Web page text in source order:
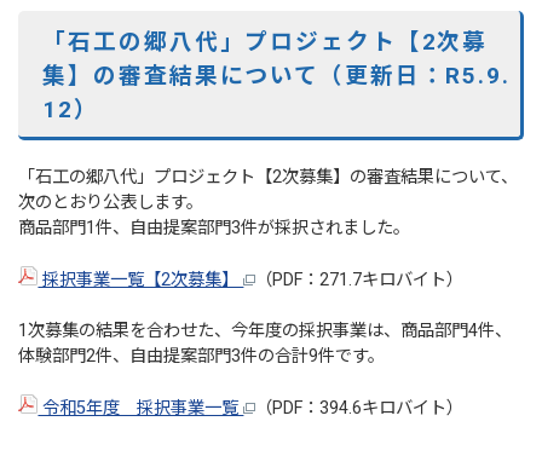
「石工の郷八代」プロジェクト【2次募
集】の審査結果について（更新日：R5.9.
12）
「石工の郷八代」プロジェクト【2次募集】の審査結果について、
次のとおり公表します。
商品部門1件、自由提案部門3件が採択されました。
採択事業一覧【2次募集】 （PDF：271.7キロバイト）
1次募集の結果を合わせた、今年度の採択事業は、商品部門4件、
体験部門2件、自由提案部門3件の合計9件です。
令和5年度 採択事業一覧 （PDF：394.6キロバイト）